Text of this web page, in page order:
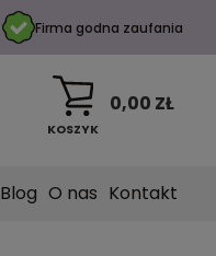
Firma godna zaufania
KOSZYK
0,00 ZŁ
Blog O nas Kontakt